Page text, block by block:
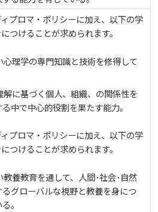
プロマ・ポリシーに加え、以下の学
つけることが求められます。
心理学の専門知識と技術を修得して
解に基づく個人、組織、の関係性を
中で中心的役割を果たす能力。
プロマ・ポリシーに加え、以下の学
つけることが求められます。
教養教育を通して、人間･社会･自然
るグローバルな視野と教養を身につ
。